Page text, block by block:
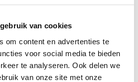
van cookies
om content en advertenties te
voor social media te bieden
te analyseren. Ook delen we
van onze site met onze
vóór zondag 2 december 2025